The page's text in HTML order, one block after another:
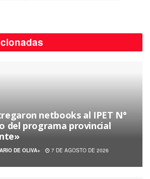
netbooks al IPET N°
del programa provincial
DE OLIVA+ 7 DE AGOSTO DE 2026